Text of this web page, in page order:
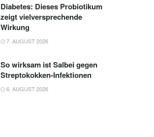
Diabetes: Dieses Probiotikum
zeigt vielversprechende
Wirkung
7. AUGUST 2026
So wirksam ist Salbei gegen
Streptokokken-Infektionen
6. AUGUST 2026